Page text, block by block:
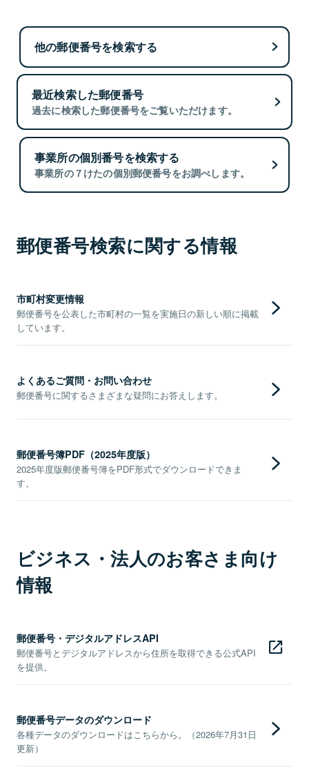
他の郵便番号を検索する
最近検索した郵便番号
過去に検索した郵便番号をご覧いただけます。
事業所の個別番号を検索する
事業所の７けたの個別郵便番号をお調べします。
郵便番号検索に関する情報
市町村変更情報
郵便番号を公表した市町村の一覧を実施日の新しい順に掲載
しています。
よくあるご質問・お問い合わせ
郵便番号に関するさまざまな疑問にお答えします。
郵便番号簿PDF（2025年度版）
2025年度版郵便番号簿をPDF形式でダウンロードできま
す。
ビジネス・法人のお客さま向け
情報
郵便番号・デジタルアドレスAPI
郵便番号とデジタルアドレスから住所を取得できる公式API
を提供。
郵便番号データのダウンロード
各種データのダウンロードはこちらから。（2026年7月31日
更新）